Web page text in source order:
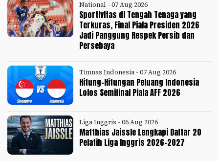
National - 07 Aug 2026
Sportivitas di Tengah Tenaga yang
Terkuras, Final Piala Presiden 2026
Jadi Panggung Respek Persib dan
Persebaya
Timnas Indonesia - 07 Aug 2026
Hitung-Hitungan Peluang Indonesia
Lolos Semifinal Piala AFF 2026
Liga Inggris - 06 Aug 2026
Matthias Jaissle Lengkapi Daftar 20
Pelatih Liga Inggris 2026-2027